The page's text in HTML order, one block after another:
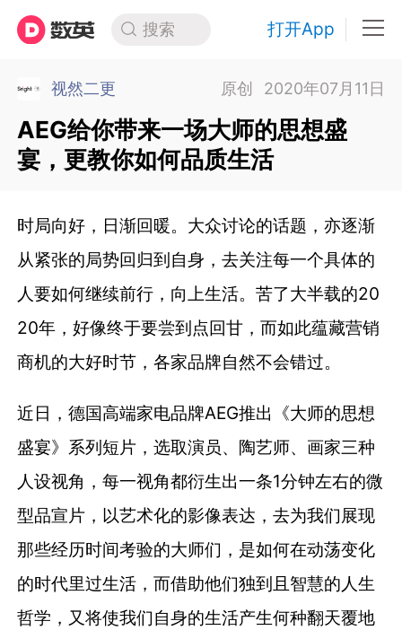
搜索 打开App
视然二更 原创 2020年07月11日
AEG给你带来一场大师的思想盛
宴，更教你如何品质生活
时局向好，日渐回暖。大众讨论的话题，亦逐渐
从紧张的局势回归到自身，去关注每一个具体的
人要如何继续前行，向上生活。苦了大半载的20
20年，好像终于要尝到点回甘，而如此蕴藏营销
商机的大好时节，各家品牌自然不会错过。
近日，德国高端家电品牌AEG推出《大师的思想
盛宴》系列短片，选取演员、陶艺师、画家三种
人设视角，每一视角都衍生出一条1分钟左右的微
型品宣片，以艺术化的影像表达，去为我们展现
那些经历时间考验的大师们，是如何在动荡变化
的时代里过生活，而借助他们独到且智慧的人生
哲学，又将使我们自身的生活产生何种翻天覆地